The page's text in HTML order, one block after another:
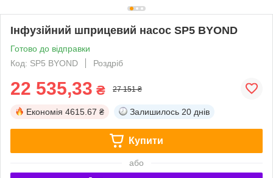
Інфузійний шприцевий насос SP5 BYOND
Готово до відправки
Код: SP5 BYOND
Роздріб
22 535,33 ₴ 27 151 ₴
Економія 4615.67 ₴ Залишилось 20 днів
Купити
або